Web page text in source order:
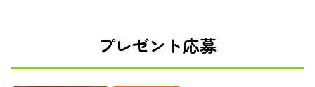
プレゼント応募